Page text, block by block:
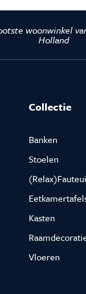
woonwinkel
Holland
Collectie
Banken
Stoelen
Kasten
Vloeren